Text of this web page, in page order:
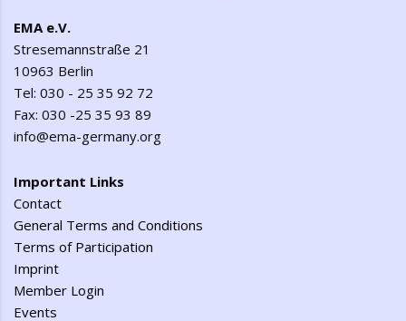
EMA e.V.
Stresemannstraße 21
10963 Berlin
Tel: 030 - 25 35 92 72
Fax: 030 -25 35 93 89
info@ema-germany.org
Important Links
Contact
General Terms and Conditions
Terms of Participation
Imprint
Member Login
Events